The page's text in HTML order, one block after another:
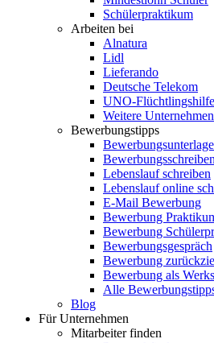
Schülerpraktikum
Arbeiten bei
Alnatura
Lidl
Lieferando
Deutsche Telekom
UNO-Flüchtlingshilfe
Weitere Unternehmen
Bewerbungstipps
Bewerbungsschreiben
Lebenslauf schreiben
Lebenslauf online
E-Mail Bewerbung
Bewerbung
Bewerbung
Bewerbungsgespräch
Bewerbung
Bewerbung als
Alle
Blog
Für Unternehmen
Mitarbeiter finden